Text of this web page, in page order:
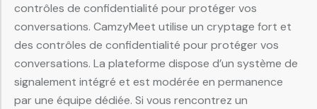
contrôles de confidentialité pour protéger vos
conversations. CamzyMeet utilise un cryptage fort et
des contrôles de confidentialité pour protéger vos
conversations. La plateforme dispose d’un système de
signalement intégré et est modérée en permanence
par une équipe dédiée. Si vous rencontrez un